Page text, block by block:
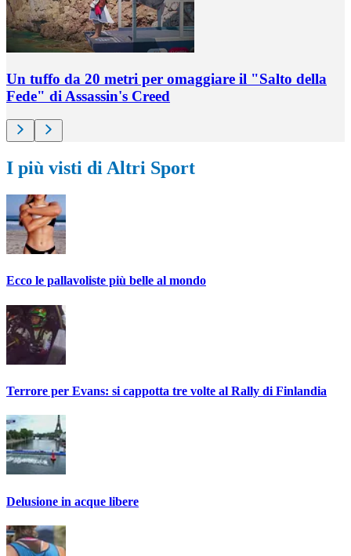
Un tuffo da 20 metri per omaggiare il "Salto della
Fede" di Assassin's Creed
I più visti di Altri Sport
Ecco le pallavoliste più belle al mondo
Terrore per Evans: si cappotta tre volte al Rally di Finlandia
Delusione in acque libere